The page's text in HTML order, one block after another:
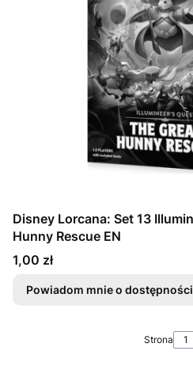
Disney Lorcana: Set 13
Hunny Rescue EN
Cena
1,00 zł
Powiadom mnie o dostępności
Strona